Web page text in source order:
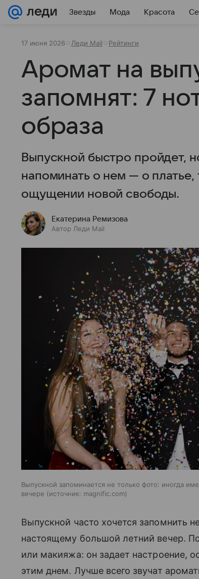
Звезды Мода Красота
17 июня 2026 Леди Mail Рейтинги
Аромат на
запомнят: 7
образа
Выпускной быстро пройдет,
напоминать о нем — о
ощущении новой свободы.
Екатерина Ремизова
Автор Леди Mail
Выпускной запоминается не только фото: иногда
вечере
источник: magnific.com
Выпускной часто хочется запомнить
настоящему большой летний вечер.
или макияжа: он задает настроение,
этим днем. Лучше всего звучат